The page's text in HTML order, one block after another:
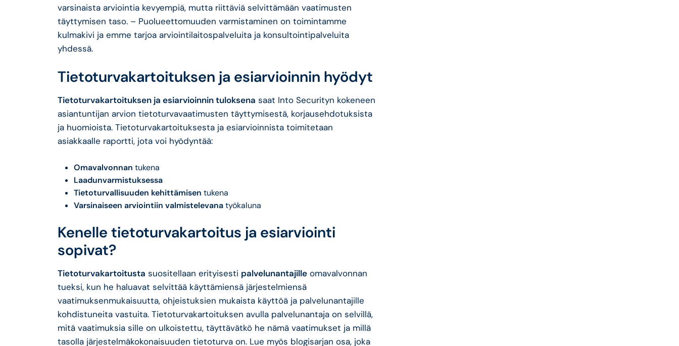
varsinaista arviointia kevyempiä, mutta riittäviä selvittämään vaatimusten
täyttymisen taso. – Puolueettomuuden varmistaminen on toimintamme
kulmakivi ja emme tarjoa arviointilaitospalveluita ja konsultointipalveluita
yhdessä.
Tietoturvakartoituksen ja esiarvioinnin hyödyt
Tietoturvakartoituksen ja esiarvioinnin tuloksena saat Into Securityn kokeneen
asiantuntijan arvion tietoturvavaatimusten täyttymisestä, korjausehdotuksista
ja huomioista. Tietoturvakartoituksesta ja esiarvioinnista toimitetaan
asiakkaalle raportti, jota voi hyödyntää:
Omavalvonnan tukena
Laadunvarmistuksessa
Tietoturvallisuuden kehittämisen tukena
Varsinaiseen arviointiin valmistelevanatyökaluna
Kenelle tietoturvakartoitus ja esiarviointi
sopivat?
Tietoturvakartoitusta suositellaan erityisesti palvelunantajille omavalvonnan
tueksi, kun he haluavat selvittää käyttämiensä järjestelmiensä
vaatimuksenmukaisuutta, ohjeistuksien mukaista käyttöä ja palvelunantajille
kohdistuneita vastuita. Tietoturvakartoituksen avulla palvelunantaja on selvillä,
mitä vaatimuksia sille on ulkoistettu, täyttävätkö he nämä vaatimukset ja millä
tasolla järjestelmäkokonaisuuden tietoturva on. Lue myös blogisarjan osa, joka